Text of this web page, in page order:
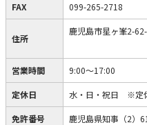
FAX 099-265-2718
住所
鹿児島市星ヶ峯2-
営業時間 9:00〜17:00
定休日 水・日・祝日 ※定
免許番号 鹿児島県知事（2）